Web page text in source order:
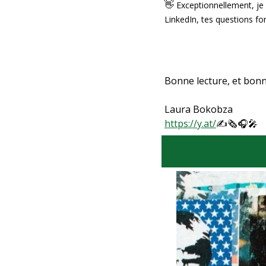
👋 Exceptionnellement,
LinkedIn, tes questions
Bonne lecture, et
Laura Bokobza
https://y.at/✍🗞🎧🎤